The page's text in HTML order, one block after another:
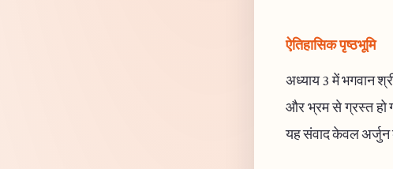
ऐतिहासिक पृष्ठभूमि
अध्याय 3 में भगवान
और भ्रम से ग्रस्त हो
यह संवाद केवल अर्जुन